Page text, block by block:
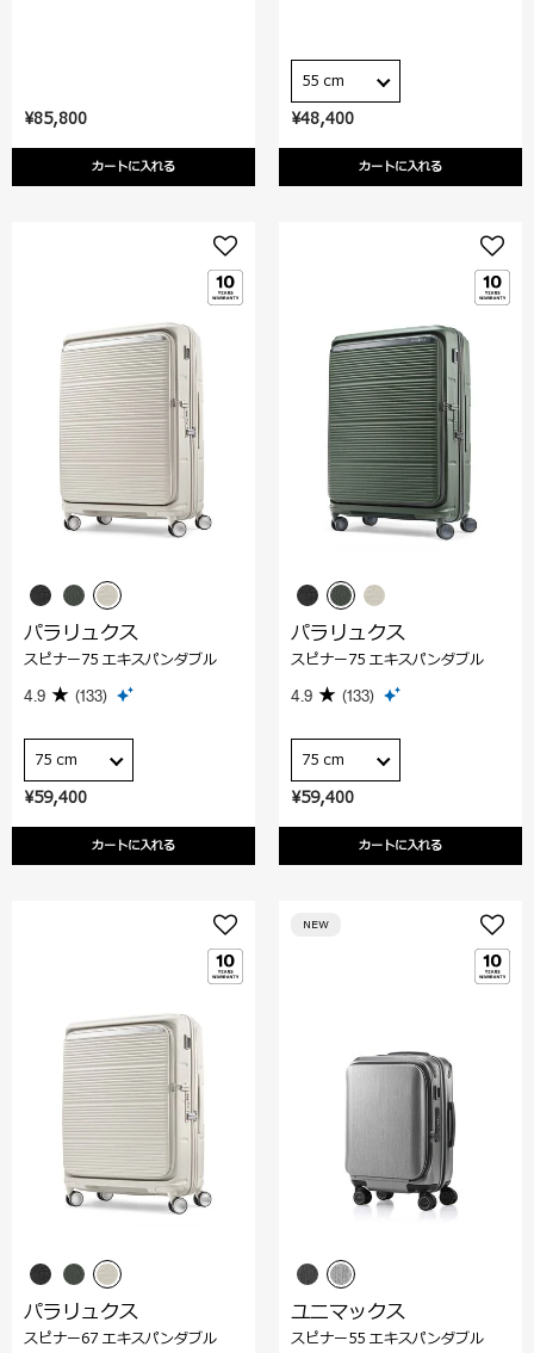
¥85,800
カートに入れる
¥48,400
カートに入れる
55 cm
¥59,400
カートに入れる
パラリュクス
スピナー75 エキスパンダブル
4.9 (133)
75 cm
¥59,400
カートに入れる
パラリュクス
スピナー75 エキスパンダブル
4.9 (133)
75 cm
パラリュクス
スピナー67 エキスパンダブル
NEW
ユニマックス
スピナー55 エキスパンダブル